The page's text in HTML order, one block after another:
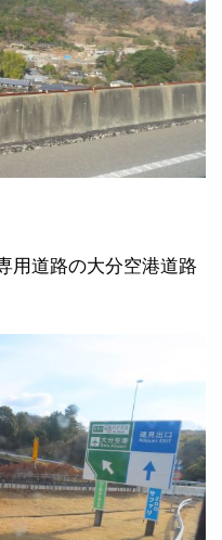
用道路の大分空港道路